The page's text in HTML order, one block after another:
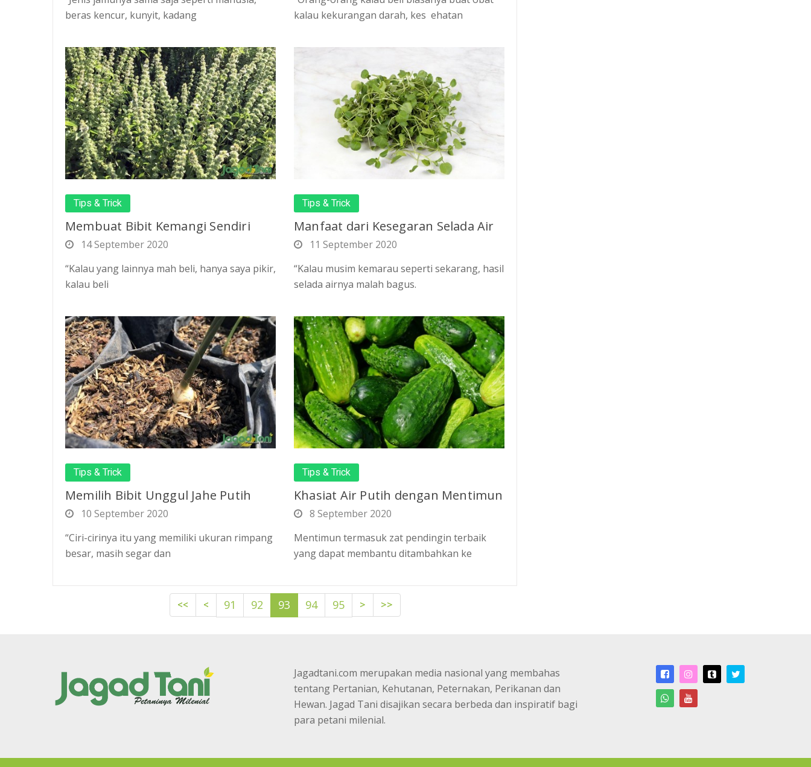
beras kencur, kunyit, kadang
kalau kekurangan darah, kes ehatan
Tips & Trick
Membuat Bibit Kemangi Sendiri
14 September 2020
“Kalau yang lainnya mah beli, hanya saya pikir,
kalau beli
Tips & Trick
Manfaat dari Kesegaran Selada Air
11 September 2020
“Kalau musim kemarau seperti sekarang, hasil
selada airnya malah bagus.
Tips & Trick
Memilih Bibit Unggul Jahe Putih
10 September 2020
“Ciri-cirinya itu yang memiliki ukuran rimpang
besar, masih segar dan
Tips & Trick
Khasiat Air Putih dengan Mentimun
8 September 2020
Mentimun termasuk zat pendingin terbaik
yang dapat membantu ditambahkan ke
<< < 91 92 93 94 95 > >>
Jagadtani.com merupakan media nasional yang membahas
tentang Pertanian, Kehutanan, Peternakan, Perikanan dan
Hewan. Jagad Tani disajikan secara berbeda dan inspiratif bagi
para petani milenial.